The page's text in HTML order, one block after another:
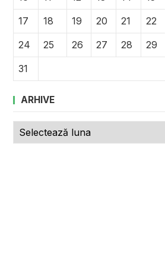
17
18 19 20 21 22
24
25 26 27 28 29
31
ARHIVE
Arhive